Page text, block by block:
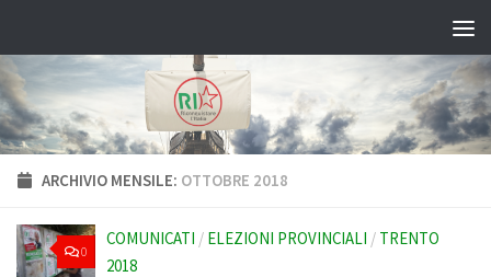
ARCHIVIO MENSILE: OTTOBRE 2018
0
COMUNICATI / ELEZIONI PROVINCIALI / TRENTO
2018